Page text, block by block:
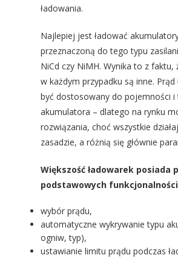
ładowania.
Najlepiej jest ładować
przeznaczoną do tego typu
NiCd czy NiMH. Wynika to z faktu,
w każdym przypadku są inne.
być dostosowany do pojemności
akumulatora – dlatego na rynku
rozwiązania, choć wszystkie
zasadzie, a różnią się głównie
Większość ładowarek posiada
podstawowych
wybór prądu,
automatyczne wykrywanie typu
ogniw, typ),
ustawianie limitu prądu podczas